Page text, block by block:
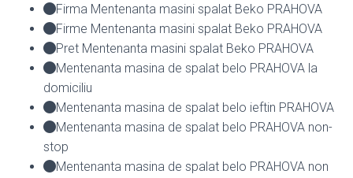
Firma Mentenanta masini spalat Beko PRAHOVA
Firme Mentenanta masini spalat Beko PRAHOVA
Pret Mentenanta masini spalat Beko PRAHOVA
Mentenanta masina de spalat belo PRAHOVA la
domiciliu
Mentenanta masina de spalat belo ieftin PRAHOVA
Mentenanta masina de spalat belo PRAHOVA non-
stop
Mentenanta masina de spalat belo PRAHOVA non